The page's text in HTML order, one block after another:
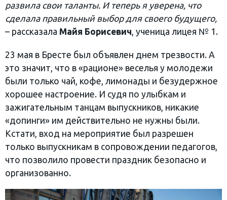
развила свои таланты. И теперь я уверена, что
сделала правильный выбор для своего будущего,
– рассказала Майя Борисевич, ученица лицея № 1.
23 мая в Бресте был объявлен днем трезвости. А
это значит, что в «рационе» веселья у молодежи
были только чай, кофе, лимонады и безудержное
хорошее настроение. И судя по улыбкам и
зажигательным танцам выпускников, никакие
«допинги» им действительно не нужны были.
Кстати, вход на мероприятие был разрешен
только выпускникам в сопровождении педагогов,
что позволило провести праздник безопасно и
организованно.